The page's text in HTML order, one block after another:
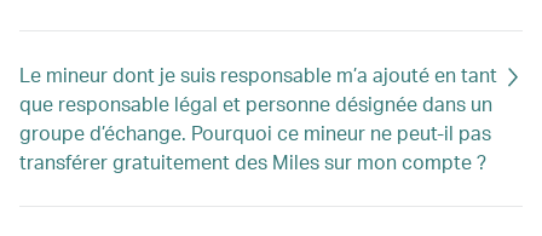
Le mineur dont je suis responsable m’a ajouté en tant
que responsable légal et personne désignée dans un
groupe d’échange. Pourquoi ce mineur ne peut-il pas
transférer gratuitement des Miles sur mon compte ?